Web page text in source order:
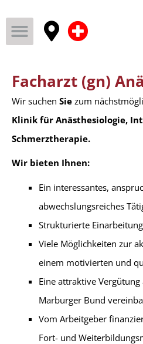
Facharzt (gn)
Wir suchen Sie zum
Klinik für Anästhesiologie,
Schmerztherapie.
Wir bieten Ihnen:
Ein interessantes,
abwechslungsreiches
Strukturierte
Viele Möglichkeiten zur
einem motivierten und
Eine attraktive
Marburger Bund
Vom Arbeitgeber
Fort- und